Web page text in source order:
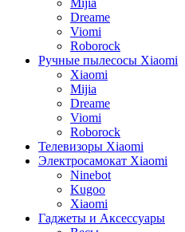
Dreame
Viomi
Roborock
Ручные пылесосы Xiaomi
Xiaomi
Mijia
Dreame
Viomi
Roborock
Телевизоры Xiaomi
Электросамокат Xiaomi
Ninebot
Kugoo
Xiaomi
Гаджеты и Аксессуары